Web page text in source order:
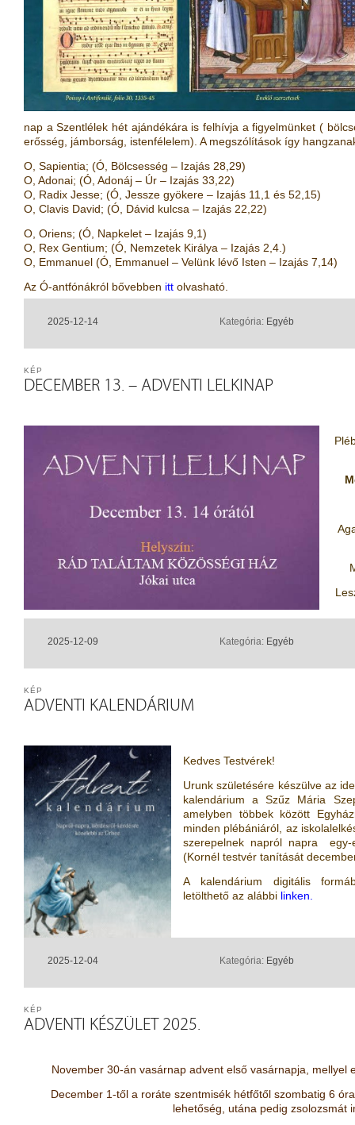
nap a Szentlélek hét ajándékára is felhívja a figyelmünket (
erősség, jámborság, istenfélelem). A megszólítások így
O, Sapientia; (Ó, Bölcsesség – Izajás 28,29)
O, Adonai; (Ó, Adonáj – Úr – Izajás 33,22)
O, Radix Jesse; (Ó, Jessze gyökere – Izajás 11,1 és 52,15)
O, Clavis David; (Ó, Dávid kulcsa – Izajás 22,22)
O, Oriens; (Ó, Napkelet – Izajás 9,1)
O, Rex Gentium; (Ó, Nemzetek Királya – Izajás 2,4.)
O, Emmanuel (Ó, Emmanuel – Velünk lévő Isten – Izajás 7,14)
Az Ó-antfónákról bővebben itt olvasható.
2025-12-14 Kategória: Egyéb
DECEMBER 13. – ADVENTI LELKINAP
KÉP
2025-12-09 Kategória: Egyéb
ADVENTI KALENDÁRIUM
KÉP
Kedves Testvérek!
Urunk születésére készülve az
kalendárium a Szűz Mária
amelyben többek között
minden plébániáról, az
szerepelnek napról napra egy-
(Kornél testvér tanítását
A kalendárium digitális
letölthető az alábbi linken.
2025-12-04 Kategória: Egyéb
ADVENTI KÉSZÜLET 2025.
KÉP
November 30-án vasárnap advent első vasárnapja, mellyel
December 1-től a roráte szentmisék hétfőtől szombatig 6
lehetőség, utána pedig zsolozsmát